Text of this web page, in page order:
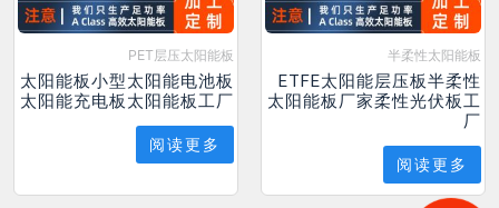
PET层压太阳能板
太阳能板小型太阳能电池板
太阳能充电板太阳能板工厂
阅读更多
半柔性太阳能板
ETFE太阳能层压板半柔性
太阳能板厂家柔性光伏板工
厂
阅读更多